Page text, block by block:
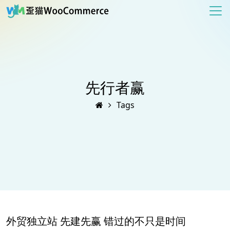
先行者赢
Tags
外贸独立站 先建先赢 错过的不只是时间